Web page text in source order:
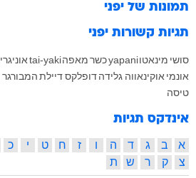
תמונות של יפני
תגיות קשורות יפני
סושי מינאטוyapaniכשרמאפהtai-yakiאוניגרי
אונמי אוקינאווה גלידה דופלקסדיילת המבורגר
טיסה
אינדקס תגיות
א ב ג ד ה ו ז ח ט י כ
צ
ק ר ש ת